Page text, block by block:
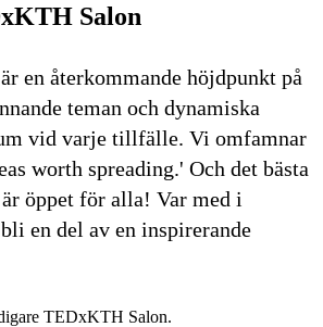
Salon
en återkommande höjdpunkt på
teman och dynamiska
vid varje tillfälle. Vi omfamnar
worth spreading.' Och det bästa
öppet för alla! Var med i
en del av en inspirerande
TEDxKTH Salon.